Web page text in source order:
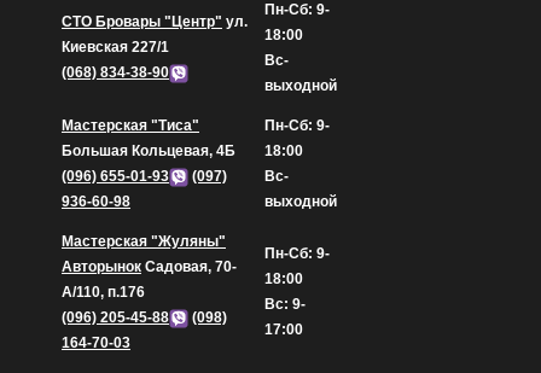
СТО Бровары "Центр" ул.
Киевская 227/1
(068) 834-38-90
Пн-Сб: 9-
18:00
Вс-
выходной
Мастерская "Тиса"
Большая Кольцевая, 4Б
(096) 655-01-93
(097)
936-60-98
Пн-Сб: 9-
18:00
Вс-
выходной
Мастерская "Жуляны"
Авторынок Садовая, 70-
А/110, п.176
(096) 205-45-88
(098)
164-70-03
Пн-Сб: 9-
18:00
Вс: 9-
17:00